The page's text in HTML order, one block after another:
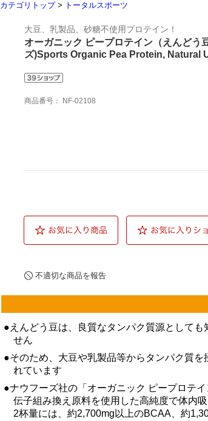
カテゴリトップ> トータルスポーツ
大豆、乳製品、砂糖不使用プロテイン！
オーガニック ピープロテイン（えんど
ズ)Sports Organic Pea Protein, Natural
商品番号： NF-02108
不適切な商品を報告
●えんどう豆は、良質なタンパク質源として
せん
●そのため、大豆や乳製品等からタンパク質
れています
●ナウフーズ社の「オーガニック ピープロテ
伝子組み換え原料を使用した高純度で体内
2杯量には、約2,700mg以上のBCAA、約